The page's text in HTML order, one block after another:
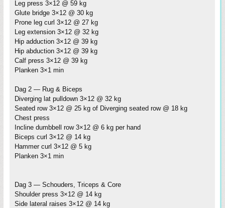
Leg press 3×12 @ 59 kg
Glute bridge 3×12 @ 30 kg
Prone leg curl 3×12 @ 27 kg
Leg extension 3×12 @ 32 kg
Hip adduction 3×12 @ 39 kg
Hip abduction 3×12 @ 39 kg
Calf press 3×12 @ 39 kg
Planken 3×1 min
Dag 2 — Rug & Biceps
Diverging lat pulldown 3×12 @ 32 kg
Seated row 3×12 @ 25 kg of Diverging seated row @ 18 kg
Chest press
Incline dumbbell row 3×12 @ 6 kg per hand
Biceps curl 3×12 @ 14 kg
Hammer curl 3×12 @ 5 kg
Planken 3×1 min
Dag 3 — Schouders, Triceps & Core
Shoulder press 3×12 @ 14 kg
Side lateral raises 3×12 @ 14 kg